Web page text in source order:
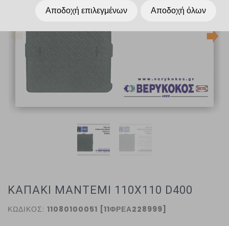
ΚΑΠΑΚΙ ΜΑΝΤΕΜΙ 110Χ110 D400
ΚΩΔΙΚΟΣ: 11080100051 [11ΦΡΕΑ228999]
Αποδοχή επιλεγμένων Αποδοχή όλων